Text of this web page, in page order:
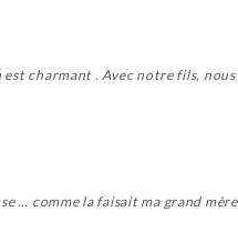
charmant . Avec notre fils, nous
… comme la faisait ma grand